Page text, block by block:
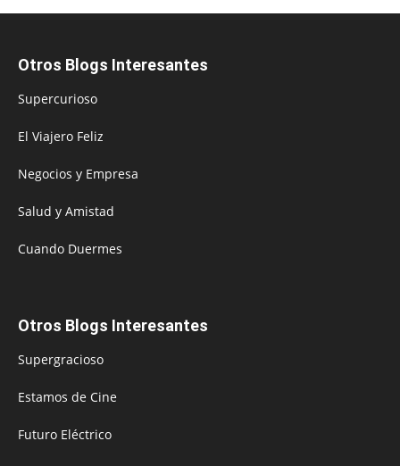
Otros Blogs Interesantes
Supercurioso
El Viajero Feliz
Negocios y Empresa
Salud y Amistad
Cuando Duermes
Otros Blogs Interesantes
Supergracioso
Estamos de Cine
Futuro Eléctrico